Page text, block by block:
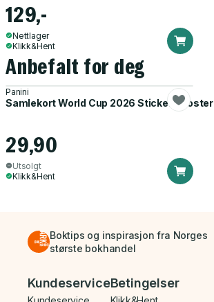
129,-
Nettlager
Klikk&Hent
Anbefalt for deg
Panini
Samlekort World Cup 2026 Sticker Booster
29,90
Utsolgt
Klikk&Hent
Boktips og inspirasjon fra Norges
største bokhandel
Bunnmeny
KundeserviceBetingelser